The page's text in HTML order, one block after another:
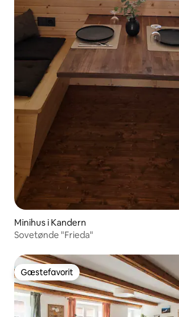
Minihus i Kandern
Sovetønde "Frieda"
Gæstefavorit
Gæstefavorit